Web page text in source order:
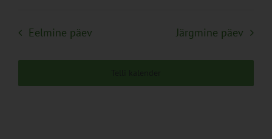
Eelmine päev Järgmine päev